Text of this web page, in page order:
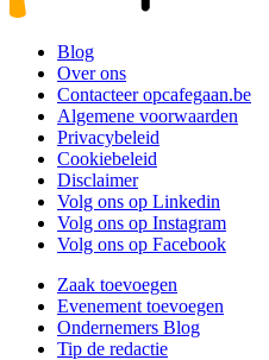
Blog
Over ons
Contacteer opcafegaan.be
Algemene voorwaarden
Privacybeleid
Cookiebeleid
Disclaimer
Volg ons op Linkedin
Volg ons op Instagram
Volg ons op Facebook
Zaak toevoegen
Evenement toevoegen
Ondernemers Blog
Tip de redactie